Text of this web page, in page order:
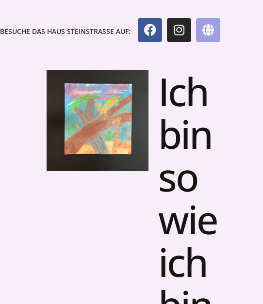
BESUCHE DAS HAUS STEINSTRASSE AUF:
Ich
bin
so
wie
ich